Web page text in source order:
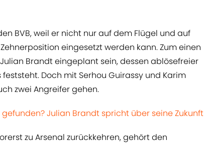
BVB, weil er nicht nur auf dem Flügel und auf
eingesetzt werden kann. Zum einen
Brandt eingeplant sein, dessen ablösefreier
Doch mit Serhou Guirassy und Karim
zwei Angreifer gehen.
Julian Brandt spricht über seine Zukunft
zu Arsenal zurückkehren, gehört den